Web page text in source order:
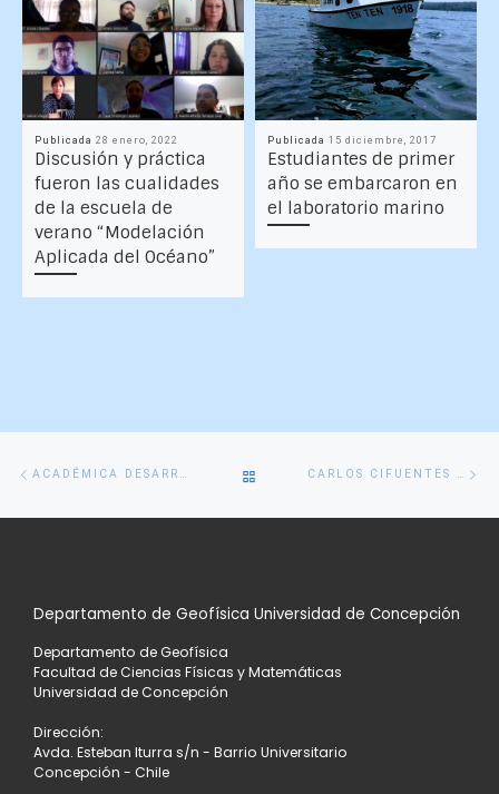
Publicada 28 enero, 2022
Discusión y práctica
fueron las cualidades
de la escuela de
verano “Modelación
Aplicada del Océano”
Publicada 15 diciembre, 2017
Estudiantes de primer
año se embarcaron en
el laboratorio marino
Navegación
de
entradas
Entrada
ACADÉMICA DESARROLLA EN CONCEPCIÓN ESTUDIO PARA MEJORAR PRONÓSTICOS OCEÁNICOS DE COLOMBIA VOLVER
A
LISTA
CARLOS CIFUENTES VERDUGO APROBÓ SU TESIS DE GEOFÍSICA
Departamento de Geofísica Universidad de Concepción
Departamento de Geofísica
Facultad de Ciencias Físicas y Matemáticas
Universidad de Concepción
Dirección:
Avda. Esteban Iturra s/n - Barrio Universitario
Concepción - Chile